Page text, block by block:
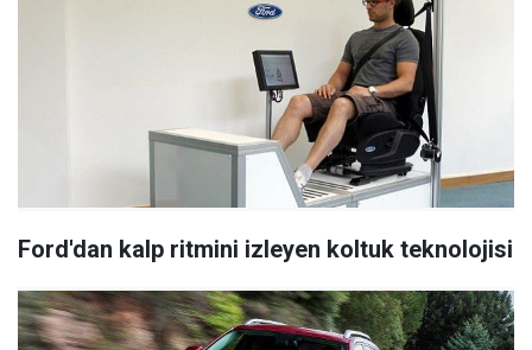
Ford'dan kalp ritmini izleyen koltuk teknolojisi